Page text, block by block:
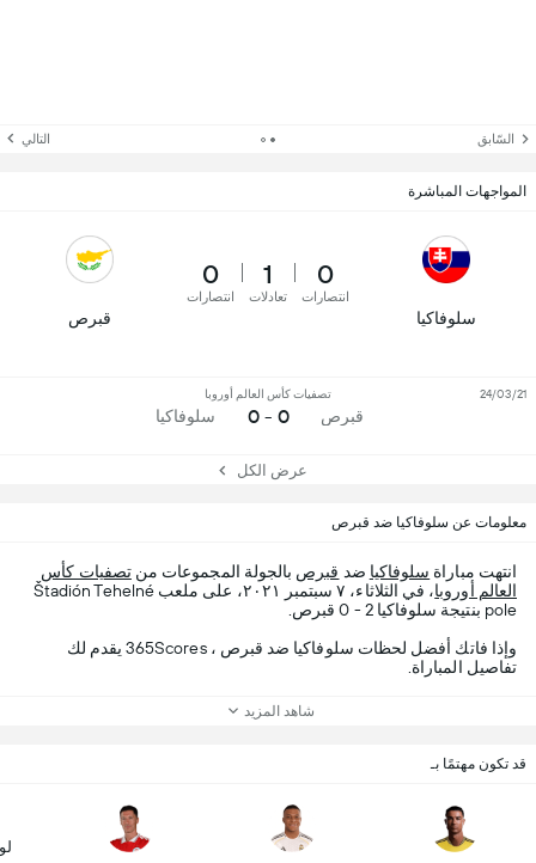
السّابق التالي
المواجهات المباشرة
سلوفاكيا
0
انتصارات
1
تعادلات
0
انتصارات
قبرص
قبرص
تصفيات كأس العالم أوروبا
0 - 0 سلوفاكيا
24/03/21
عرض الكل
معلومات عن سلوفاكيا ضد قبرص
انتهت مباراة سلوفاكيا ضد قبرص بالجولة المجموعات منتصفيات كأس
العالم أوروبا
، في الثلاثاء، ٧ سبتمبر ٢٠٢١، على ملعب Štadión Tehelné
pole بنتيجة سلوفاكيا 2 - 0 قبرص.
وإذا فاتك أفضل لحظات سلوفاكيا ضد قبرص ، 365Scores يقدم لك
تفاصيل المباراة.
شاهد المزيد
قد تكون مهتمًا بـ